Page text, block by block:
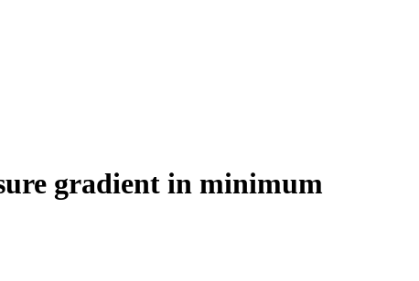
gradient in minimum